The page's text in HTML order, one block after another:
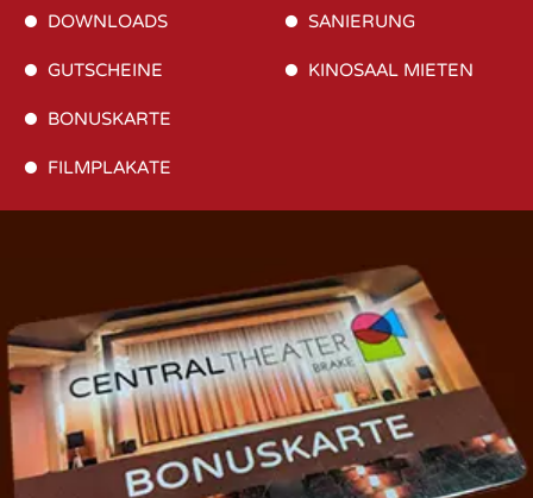
DOWNLOADS
GUTSCHEINE
BONUSKARTE
FILMPLAKATE
SANIERUNG
KINOSAAL MIETEN